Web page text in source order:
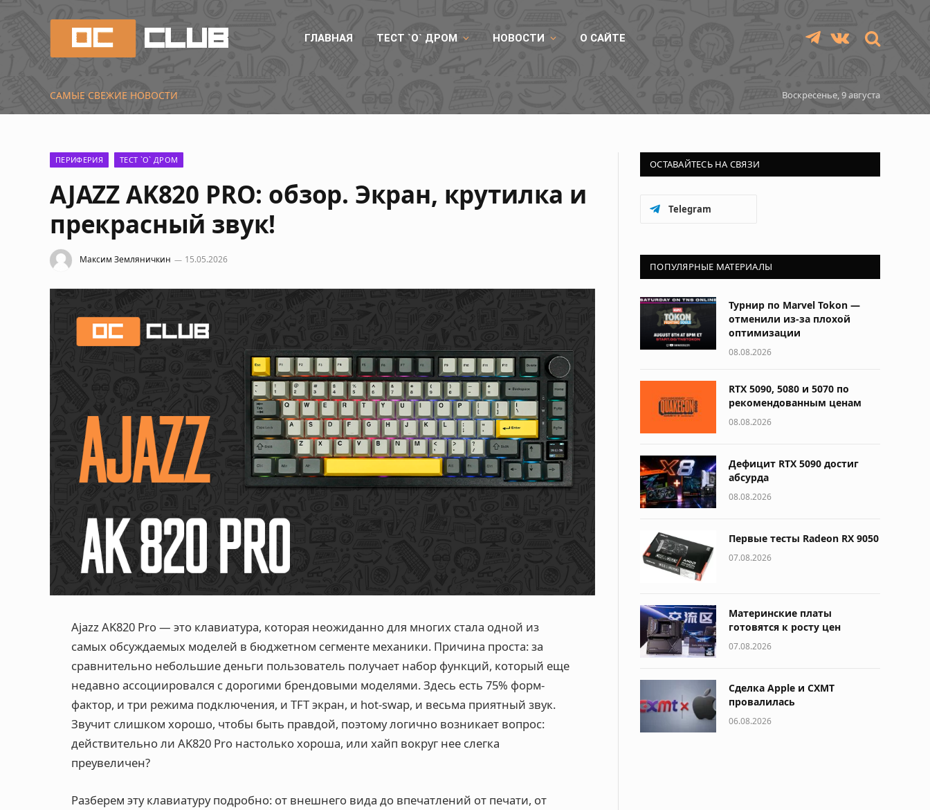
ГЛАВНАЯ ТЕСТ `О` ДРОМ НОВОСТИ О САЙТЕ TelegramVKontakte
САМЫЕ СВЕЖИЕ НОВОСТИ Воскресенье, 9 августа
ПЕРИФЕРИЯ ТЕСТ `О` ДРОМ
AJAZZ AK820 PRO: обзор. Экран, крутилка и
прекрасный звук!
Максим Земляничкин 15.05.2026
Ajazz AK820 Pro — это клавиатура, которая неожиданно для многих стала одной из
самых обсуждаемых моделей в бюджетном сегменте механики. Причина проста: за
сравнительно небольшие деньги пользователь получает набор функций, который еще
недавно ассоциировался c дорогими брендовыми моделями. Здесь есть 75% форм-
фактор, и три режима подключения, и TFT экран, и hot-swap, и весьма приятный звук.
Звучит слишком хорошо, чтобы быть правдой, поэтому логично возникает вопрос:
действительно ли AK820 Pro настолько хороша, или хайп вокруг нее слегка
преувеличен?
Разберем эту клавиатуру подробно: от внешнего вида до впечатлений от печати, от
ОСТАВАЙТЕСЬ НА СВЯЗИ
Telegram
ПОПУЛЯРНЫЕ МАТЕРИАЛЫ
Турнир по Marvel Tokon —
отменили из-за плохой
оптимизации
08.08.2026
RTX 5090, 5080 и 5070 по
рекомендованным ценам
08.08.2026
Дефицит RTX 5090 достиг
абсурда
08.08.2026
Первые тесты Radeon RX 9050
07.08.2026
Материнские платы
готовятся к росту цен
07.08.2026
Сделка Apple и CXMT
провалилась
06.08.2026